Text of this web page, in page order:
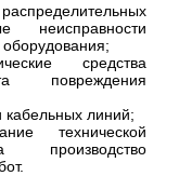
неисправности
средства
повреждения
кабельных линий;
технической
производство